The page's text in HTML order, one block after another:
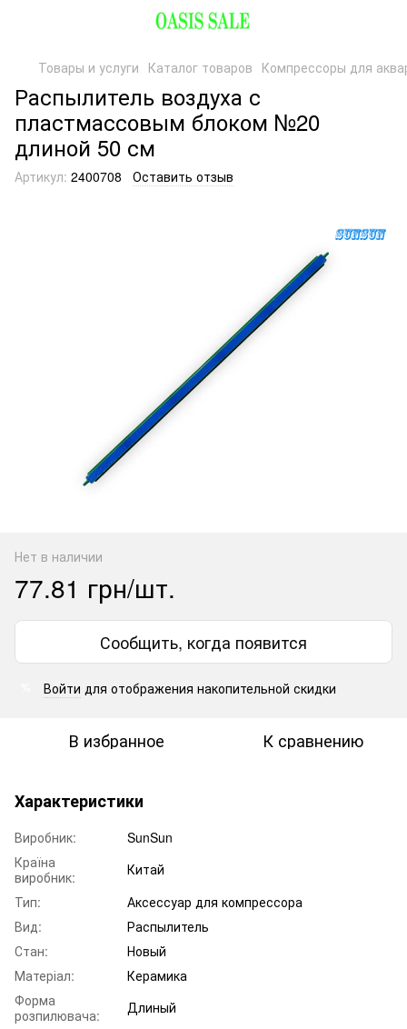
Товары и услуги Каталог товаров Компрессоры для
Распылитель воздуха с
пластмассовым блоком №20
длиной 50 см
Артикул: 2400708 Оставить отзыв
Нет в наличии
77.81 грн/шт.
Сообщить, когда появится
Войти для отображения накопительной скидки
В избранное К сравнению
Характеристики
Виробник:
SunSun
Країна
виробник:
Китай
Тип:
Аксессуар для компрессора
Вид:
Распылитель
Стан:
Новый
Матеріал:
Керамика
Форма
розпилювача:
Длиный